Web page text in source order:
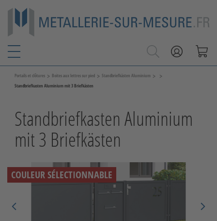
Portails et clôtures > Boites aux lettres sur pied > Standbriefkästen Aluminium > >
Standbriefkasten Aluminium mit 3 Briefkästen
Standbriefkasten Aluminium
mit 3 Briefkästen
COULEUR SÉLECTIONNABLE